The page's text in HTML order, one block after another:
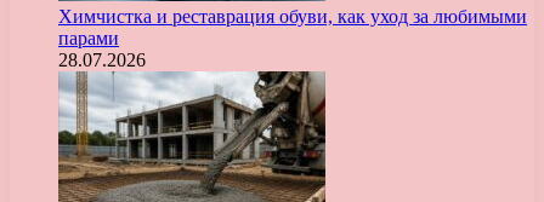
Химчистка и реставрация обуви, как уход за любимыми
парами
28.07.2026